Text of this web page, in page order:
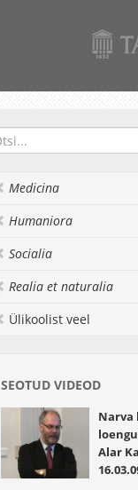
Medicina
Humaniora
Socialia
Realia et naturalia
Ülikoolist veel
SEOTUD VIDEOD
Narva
Alar